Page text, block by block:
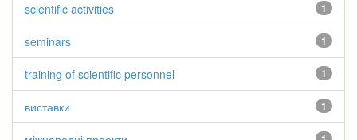
1
scientific activities
1
seminars
1
training of scientific personnel
1
виставки